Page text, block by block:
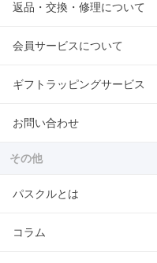
返品・交換・修理について
会員サービスについて
ギフトラッピングサービス
お問い合わせ
その他
パスクルとは
コラム